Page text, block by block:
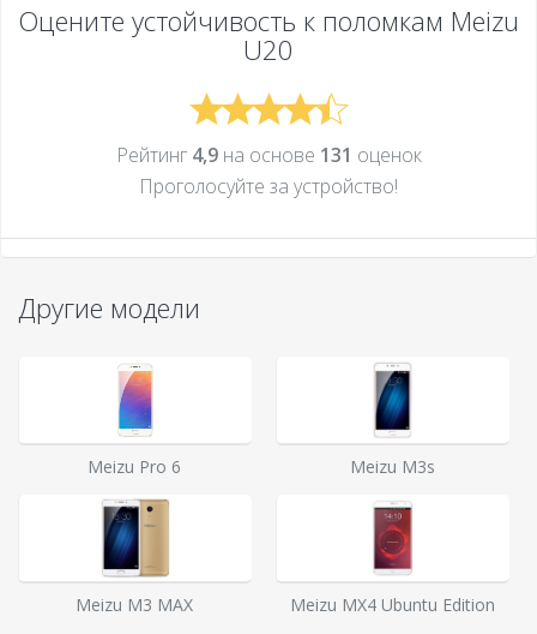
Оцените устойчивость к поломкам Meizu
U20
Рейтинг 4,9на основе 131 оценок
Проголосуйте за устройcтво!
Другие модели
Meizu Pro 6 Meizu M3s
Meizu M3 MAX Meizu MX4 Ubuntu Edition